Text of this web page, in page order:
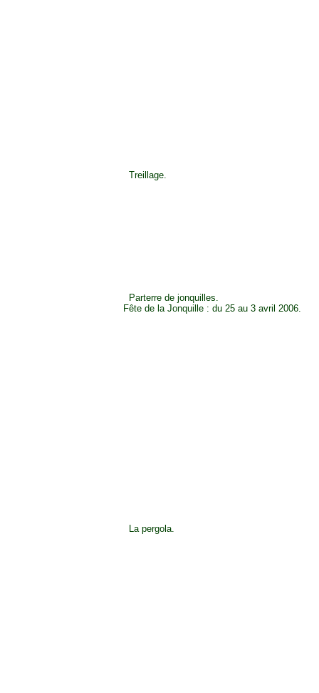
Treillage.
Parterre de jonquilles.
Fête de la Jonquille : du 25 au 3 avril 2006.
La pergola.